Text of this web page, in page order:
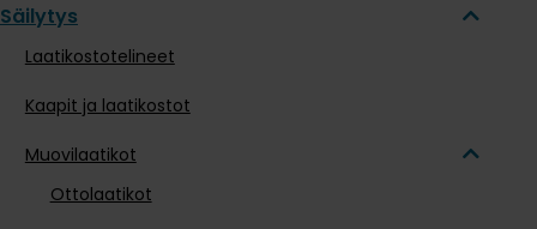
Säilytys
Laatikostotelineet
Kaapit ja laatikostot
Muovilaatikot
Ottolaatikot